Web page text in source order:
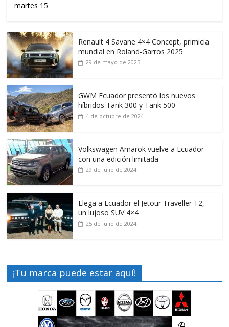
martes 15
Renault 4 Savane 4×4 Concept, primicia
mundial en Roland-Garros 2025
29 de mayo de 2025
GWM Ecuador presentó los nuevos
híbridos Tank 300 y Tank 500
4 de octubre de 2024
Volkswagen Amarok vuelve a Ecuador
con una edición limitada
29 de julio de 2024
Llega a Ecuador el Jetour Traveller T2,
un lujoso SUV 4×4
25 de julio de 2024
¡Tu marca puede estar aquí!